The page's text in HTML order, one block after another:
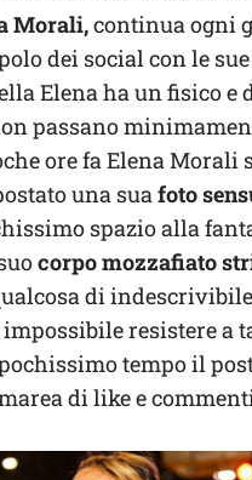
Morali,continua ogni
dei social con le
Elena ha un fisico e
passano
ore fa Elena Morali
una suafoto
spazio alla
corpo mozzafiato
di
resistere a
tempo il
di like e